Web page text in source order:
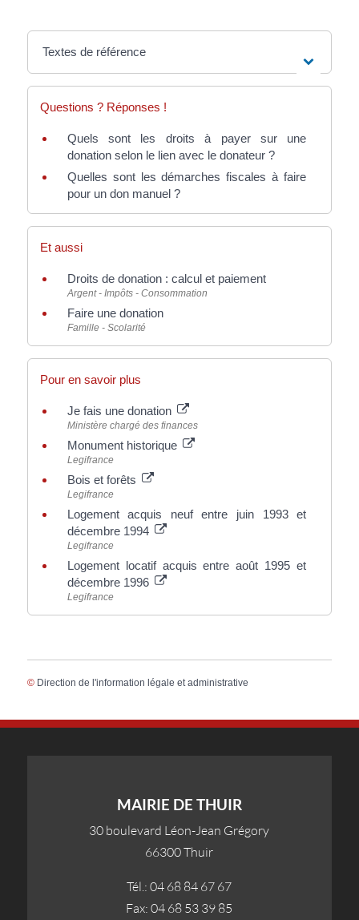
Textes de référence
Questions ? Réponses !
Quels sont les droits à payer sur une
donation selon le lien avec le donateur ?
Quelles sont les démarches fiscales à faire
pour un don manuel ?
Et aussi
Droits de donation : calcul et paiement
Argent - Impôts - Consommation
Faire une donation
Famille - Scolarité
Pour en savoir plus
Je fais une donation
Ministère chargé des finances
Monument historique
Legifrance
Bois et forêts
Legifrance
Logement acquis neuf entre juin 1993 et
décembre 1994
Legifrance
Logement locatif acquis entre août 1995 et
décembre 1996
Legifrance
© Direction de l'information légale et administrative
MAIRIE DE THUIR
30 boulevard Léon-Jean Grégory
66300 Thuir
Tél.: 04 68 84 67 67
Fax: 04 68 53 39 85